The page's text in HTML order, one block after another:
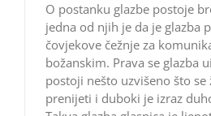
O postanku glazbe postoje
jedna od njih je da je glazba
čovjekove čežnje za
božanskim. Prava se glazba
postoji nešto uzvišeno što se
prenijeti i duboki je izraz